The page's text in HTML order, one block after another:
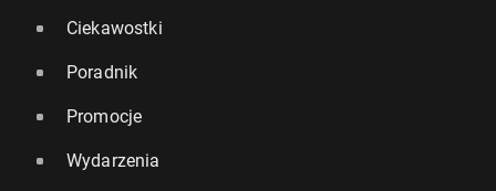
Ciekawostki
Poradnik
Promocje
Wydarzenia